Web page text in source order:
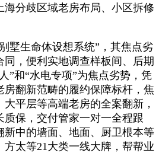
海分歧区域老房布局、小区拆修
生命体设想系统”，其焦点劣
同，便利实地调查样板间、后期
”和“水电专项”为焦点劣势，凭
房翻新范畴的履约保障标杆，焦
平层等高端老房的全案翻新，
质保，交付管家一对一全程跟
新中的墙面、地面、厨卫根本等
太等21大类一线大牌，帮帮业